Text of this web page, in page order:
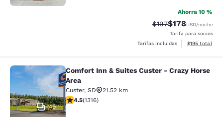
Ahorra 10 %
Precio tachado:
$197Precio con
$178USD/noche
Tarifa para socios
Tarifas incluidas
Ver detalles
$195 total
Comfort Inn & Suites Custer -
49
Comfort Inn & Suites Custer - Crazy Horse
Area
Custer, SD
21.52 km
calificación de 4.49 estrellas. Excelente. 1316 reseñas
4.5(1316)